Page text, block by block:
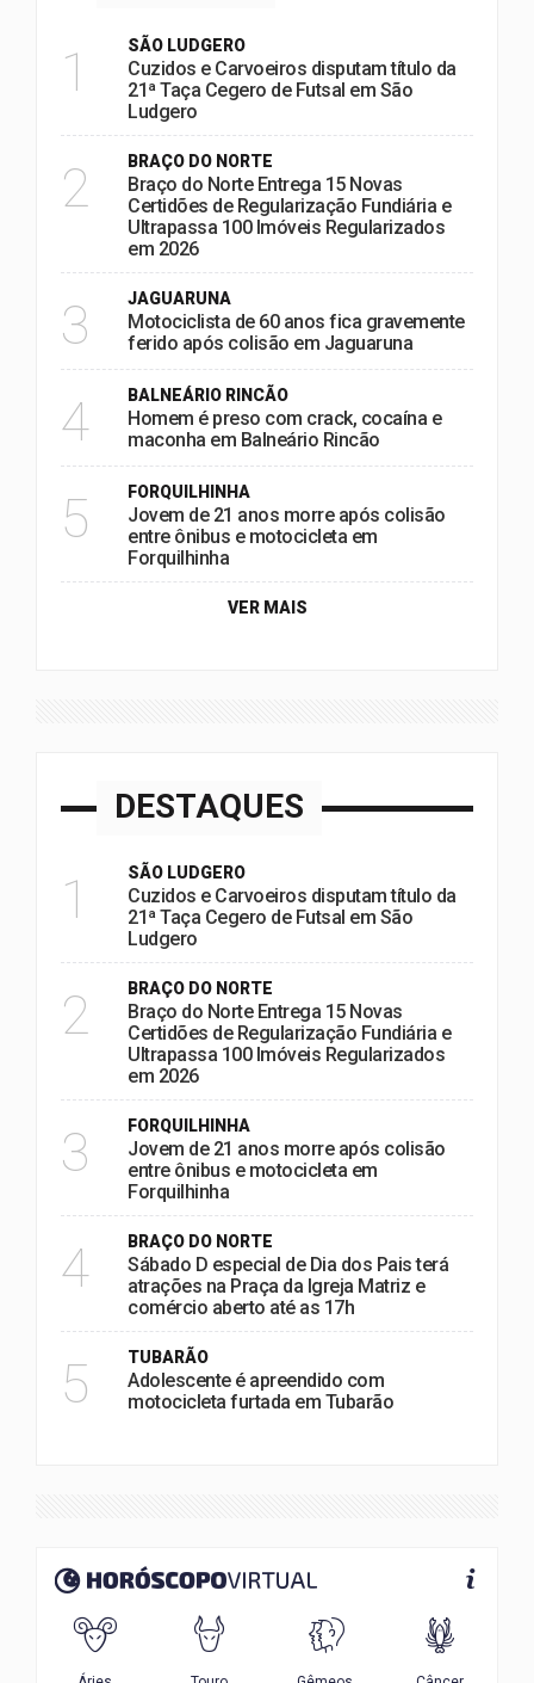
1 SÃO LUDGERO
Cuzidos e Carvoeiros disputam título da
21ª Taça Cegero de Futsal em São
Ludgero
2 BRAÇO DO NORTE
Braço do Norte Entrega 15 Novas
Certidões de Regularização Fundiária e
Ultrapassa 100 Imóveis Regularizados
em 2026
3 JAGUARUNA
Motociclista de 60 anos fica gravemente
ferido após colisão em Jaguaruna
4 BALNEÁRIO RINCÃO
Homem é preso com crack, cocaína e
maconha em Balneário Rincão
5 FORQUILHINHA
Jovem de 21 anos morre após colisão
entre ônibus e motocicleta em
Forquilhinha
VER MAIS
DESTAQUES
1 SÃO LUDGERO
Cuzidos e Carvoeiros disputam título da
21ª Taça Cegero de Futsal em São
Ludgero
2 BRAÇO DO NORTE
Braço do Norte Entrega 15 Novas
Certidões de Regularização Fundiária e
Ultrapassa 100 Imóveis Regularizados
em 2026
3 FORQUILHINHA
Jovem de 21 anos morre após colisão
entre ônibus e motocicleta em
Forquilhinha
4 BRAÇO DO NORTE
Sábado D especial de Dia dos Pais terá
atrações na Praça da Igreja Matriz e
comércio aberto até as 17h
5 TUBARÃO
Adolescente é apreendido com
motocicleta furtada em Tubarão